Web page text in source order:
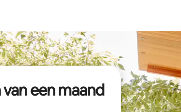
een maand